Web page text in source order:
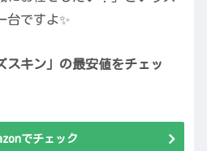
台ですよ✨
スキン」の最安値をチェッ
でチェック